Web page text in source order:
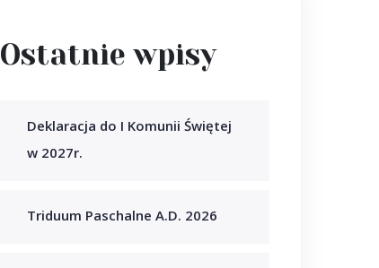
Ostatnie wpisy
Deklaracja do I Komunii Świętej
w 2027r.
Triduum Paschalne A.D. 2026